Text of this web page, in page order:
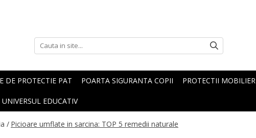
DE PROTECTIE PAT POARTA SIGURANTA COPII PROTECTII MOBILIER
UNIVERSUL EDUCATIV
/ Picioare umflate in sarcina: TOP 5 remedii naturale